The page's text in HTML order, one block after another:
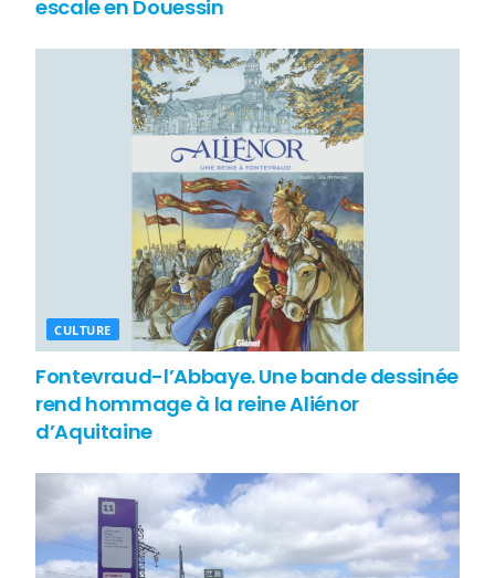
escale en Douessin
CULTURE
Fontevraud-l’Abbaye. Une bande dessinée
rend hommage à la reine Aliénor
d’Aquitaine